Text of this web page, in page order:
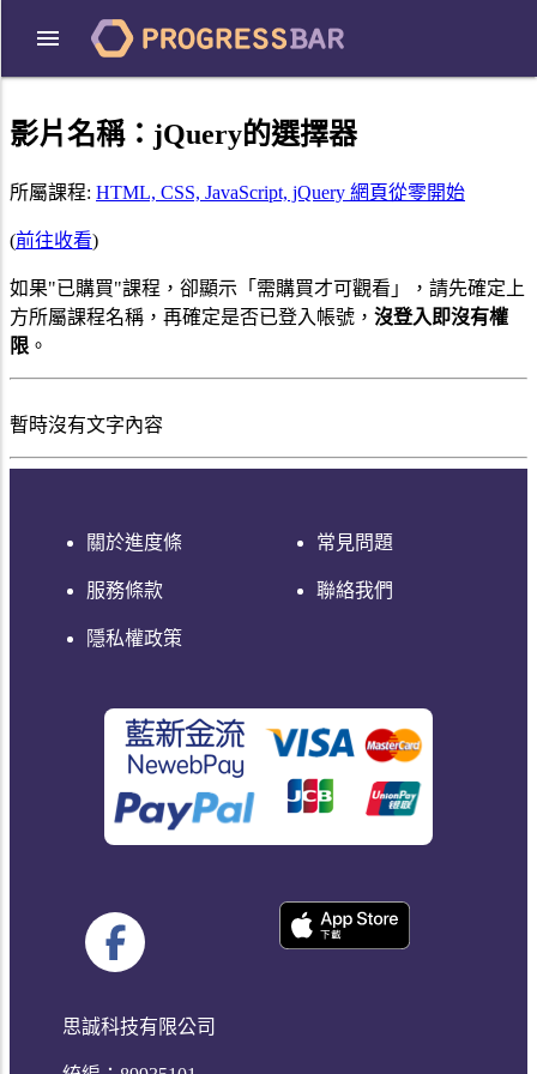
影片名稱： jQuery的選擇器
所屬課程: HTML, CSS, JavaScript, jQuery 網頁從零開始
(前往收看)
如果"已購買"課程，卻顯示「需購買才可觀看」，請先確定上
方所屬課程名稱，再確定是否已登入帳號， 沒登入即沒有權
限 。
暫時沒有文字內容
關於進度條
服務條款
隱私權政策
常見問題
聯絡我們
思誠科技有限公司